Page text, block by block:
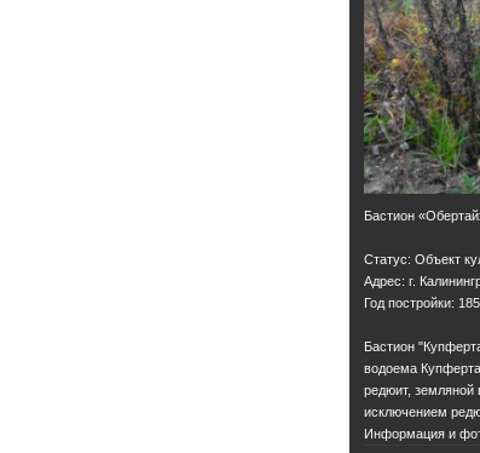
Бастион
Статус: Объект
Адрес: г.
Год постройки:
Бастион
водоема
редюит, земляной
исключением
Информация и